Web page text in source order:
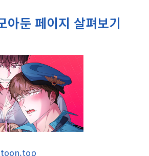
아둔 페이지 살펴보기